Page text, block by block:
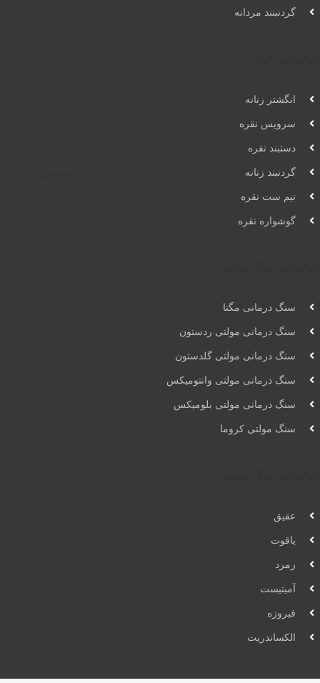
گردنبنند مردانه
انگشتر زنانه
سرویس نقره
دستبند نقره
گردنبند زنانه
نیم ست نقره
گوشواره نقره
سنگ درمانی مگنا
سنگ درمانی مولتی ردستون
سنگ درمانی مولتی گلدستون
سنگ درمانی مولتی وانتومیکس
سنگ درمانی مولتی بلومیکس
سنگ مولتی کروما
عقیق
یاقوت
زمرد
آمیتیست
فیروزه
الکساندریت